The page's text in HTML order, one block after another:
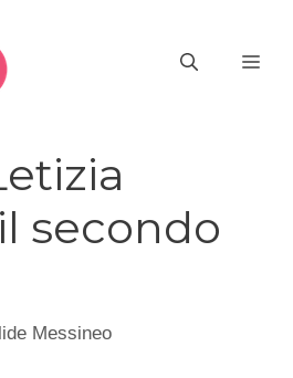
secondo
Messineo